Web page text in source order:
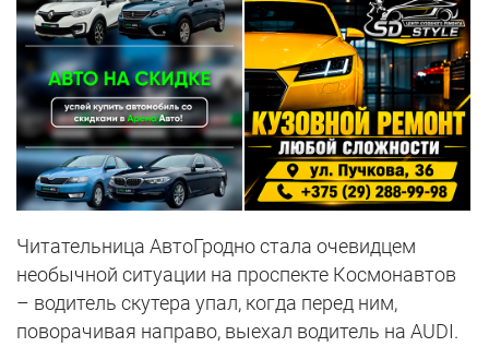
Читательница АвтоГродно стала очевидцем
необычной ситуации на проспекте Космонавтов
– водитель скутера упал, когда перед ним,
поворачивая направо, выехал водитель на AUDI.